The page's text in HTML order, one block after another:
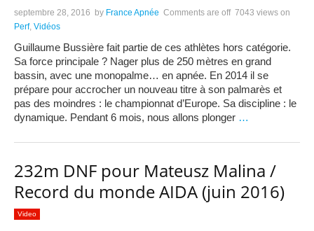
septembre 28, 2016 by France Apnée Comments are off 7043 views on
Perf, Vidéos
Guillaume Bussière fait partie de ces athlètes hors catégorie.
Sa force principale ? Nager plus de 250 mètres en grand
bassin, avec une monopalme… en apnée. En 2014 il se
prépare pour accrocher un nouveau titre à son palmarès et
pas des moindres : le championnat d’Europe. Sa discipline : le
dynamique. Pendant 6 mois, nous allons plonger …
232m DNF pour Mateusz Malina /
Record du monde AIDA (juin 2016)
Video